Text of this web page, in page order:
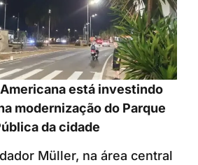
está investindo
modernização do Parque
da cidade
Müller, na área central